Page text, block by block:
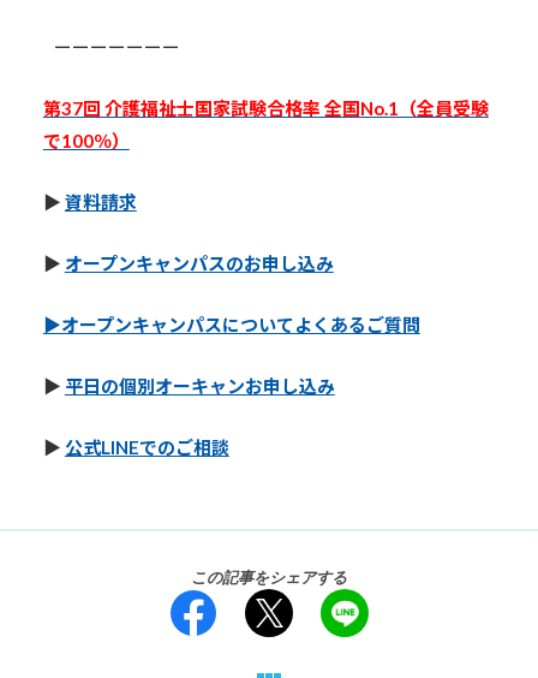
ーーーーーーー
第37回 介護福祉士国家試験合格率 全国No.1（全員受験
で100％）
▶︎ 資料請求
▶︎ オープンキャンパスのお申し込み
▶︎オープンキャンパスについてよくあるご質問
▶︎ 平日の個別オーキャンお申し込み
▶︎ 公式LINEでのご相談
この記事をシェアする